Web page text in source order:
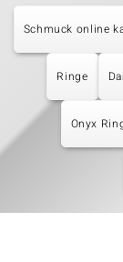
Schmuck online
Ringe
Onyx